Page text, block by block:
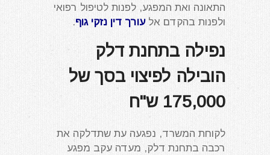
התאונה ואת המפגע, לפנות לטיפול רפואי
ולפנות בהקדם אלעורך דין נזקי גוף.
נפילה בתחנת דלק
הובילה לפיצוי בסך של
175,000 ש"ח
לקוחת המשרד, נפגעה עת שתדלקה את
רכבה בתחנת דלק, מעדה עקב מפגע